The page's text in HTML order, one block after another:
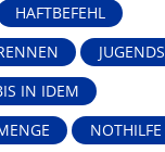
HAFTBEFEHL
IN IDEM
NOTHILFE